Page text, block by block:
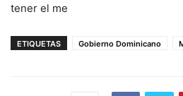
tener el me
ETIQUETAS Gobierno Dominicano